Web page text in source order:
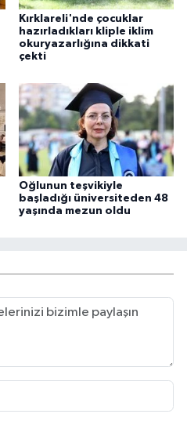
Kırklareli'nde çocuklar
hazırladıkları kliple iklim
okuryazarlığına dikkati
çekti
Oğlunun teşvikiyle
başladığı üniversiteden 48
yaşında mezun oldu